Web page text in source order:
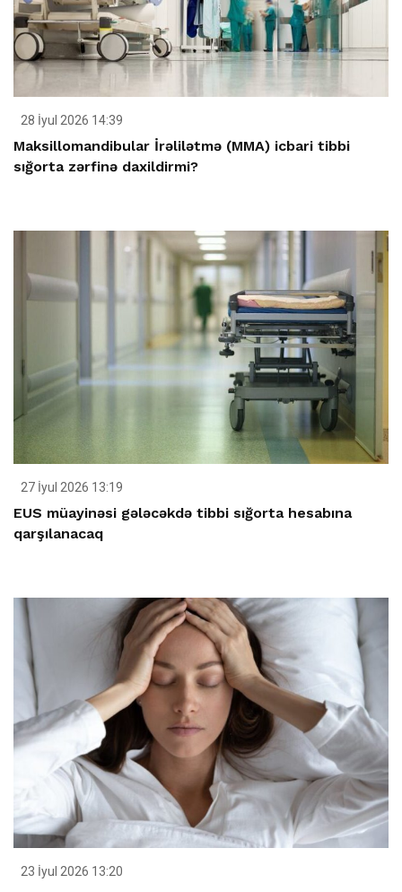
28 İyul 2026 14:39
Maksillomandibular İrəlilətmə (MMA) icbari tibbi
sığorta zərfinə daxildirmi?
27 İyul 2026 13:19
EUS müayinəsi gələcəkdə tibbi sığorta hesabına
qarşılanacaq
23 İyul 2026 13:20